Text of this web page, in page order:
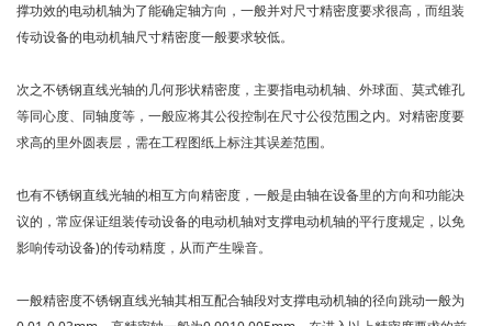
撑功效的电动机轴为了能确定轴方向，一般并对尺寸精密度要求很高，而组装
传动设备的电动机轴尺寸精密度一般要求较低。
次之不锈钢直线光轴的几何形状精密度，主要指电动机轴、外球面、莫式锥孔
等同心度、同轴度等，一般应将其公役控制在尺寸公役范围之内。对精密度要
求高的里外圆表层，需在工程图纸上标注其误差范围。
也有不锈钢直线光轴的相互方向精密度，一般是由轴在设备里的方向和功能决
议的，常应保证组装传动设备的电动机轴对支撑电动机轴的平行度规定，以免
影响传动设备)的传动精度，从而产生噪音。
一般精密度不锈钢直线光轴其相互配合轴段对支撑电动机轴的径向跳动一般为